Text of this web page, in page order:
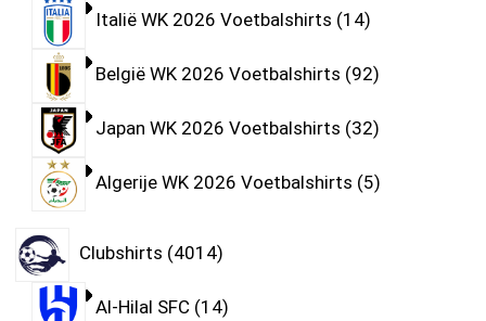
Italië WK 2026 Voetbalshirts 14
België WK 2026 Voetbalshirts 92
Japan WK 2026 Voetbalshirts 32
Algerije WK 2026 Voetbalshirts 5
Clubshirts 4014
Al-Hilal SFC 14